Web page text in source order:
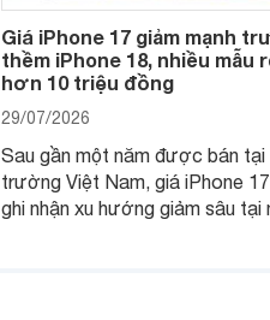
Giá iPhone 17 giảm mạnh
thềm iPhone 18, nhiều mẫu
hơn 10 triệu đồng
29/07/2026
Sau gần một năm được bán tại
trường Việt Nam, giá iPhone
ghi nhận xu hướng giảm sâu tại